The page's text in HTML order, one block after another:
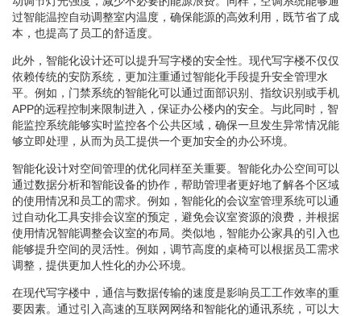
过智能温控自动调整室内温度，确保能源的高效利用，既节省了成
本，也提高了员工的舒适度。
此外，智能化设计还可以提升写字楼的安全性。现代写字楼不仅仅
依赖传统的安防系统，更加注重通过智能化手段提升安全管理水
平。例如，门禁系统的智能化可以通过面部识别、指纹识别或手机
APP的远程控制来限制进入，保证办公楼内的安全。与此同时，智
能监控系统能够实时监控各个公共区域，确保一旦发生异常情况能
够立即处理，从而为员工提供一个更加安全的办公环境。
智能化设计对空间管理的优化同样至关重要。智能化办公空间可以
通过数据分析和智能设备的协作，帮助管理者更好地了解各个区域
的使用情况和员工的需求。例如，智能化的会议室管理系统可以通
过自动化工具安排会议室的预定，避免会议室资源的浪费，并根据
使用情况智能调整会议室的布局。类似地，智能办公家具的引入也
能够提升空间的灵活性。例如，调节高度的桌椅可以根据员工需求
调整，提供更加人性化的办公环境。
在现代写字楼中，通信与数据传输的速度是影响员工工作效率的重
要因素。通过引入高速的互联网网络和智能化的通讯系统，可以大